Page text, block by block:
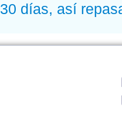
30 días, así